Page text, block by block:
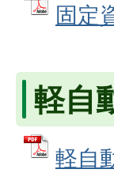
固定
軽自
軽自